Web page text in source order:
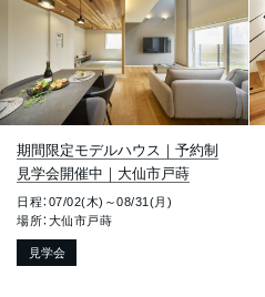
期間限定モデルハウス｜予約制
見学会開催中｜大仙市戸蒔
日程：07/02(木)～08/31(月)
場所：大仙市戸蒔
見学会